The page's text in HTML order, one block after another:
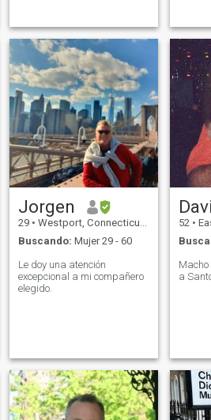
mirando para hacer frente a
esa mujer especial para
compartir experiencias
maravillosas con. Estoy
tratando de conocer a
alguien que podemos crecer
juntos y comparten un vínculo
especial entre unos y otros.
that
Jorgen
29 • Westport, Connecticut, Estados Unidos
Buscando: Mujer 29 - 60
Le doy una atención
excepcional a mi compañero
elegido.
52 •
a